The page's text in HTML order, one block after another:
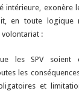
intérieure, exonère
en toute logique
:
les SPV soient
les
et